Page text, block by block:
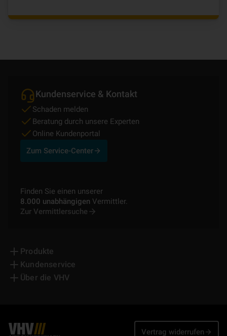
Kundenservice & Kontakt
Schaden melden
Beratung durch unsere Experten
Online Kundenportal
Zum Service-Center
Finden Sie einen unserer
8.000 unabhängigen Vermittler.
Zur Vermittlersuche
Produkte
Kundenservice
Über die VHV
Vertrag widerrufen